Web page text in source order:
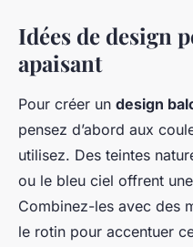
Astuces
en oasis de
d"efficacité
Camille • 25 mars 2025 4
Idées de design
apaisant
Pour créer un design
pensez d’abord aux
utilisez. Des teintes
ou le bleu ciel offrent une
Combinez-les avec des
le rotin pour accentuer